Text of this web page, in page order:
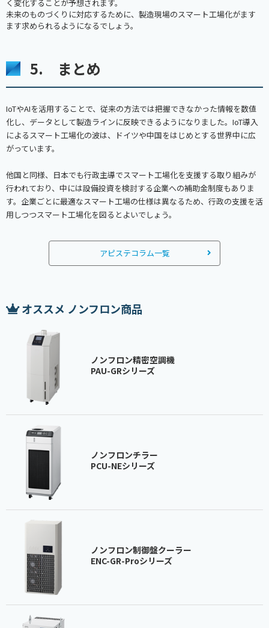
く変化することが予想されます。
未来のものづくりに対応するために、製造現場のスマート工場化がます
ます求められるようになるでしょう。
5. まとめ
IoTやAIを活用することで、従来の方法では把握できなかった情報を数値
化し、データとして製造ラインに反映できるようになりました。IoT導入
によるスマート工場化の波は、ドイツや中国をはじめとする世界中に広
がっています。
他国と同様、日本でも行政主導でスマート工場化を支援する取り組みが
行われており、中には設備投資を検討する企業への補助金制度もありま
す。企業ごとに最適なスマート工場の仕様は異なるため、行政の支援を活
用しつつスマート工場化を図るとよいでしょう。
アピステコラム一覧
オススメ ノンフロン商品
ノンフロン精密空調機
PAU-GRシリーズ
ノンフロンチラー
PCU-NEシリーズ
ノンフロン制御盤クーラー
ENC-GR-Proシリーズ